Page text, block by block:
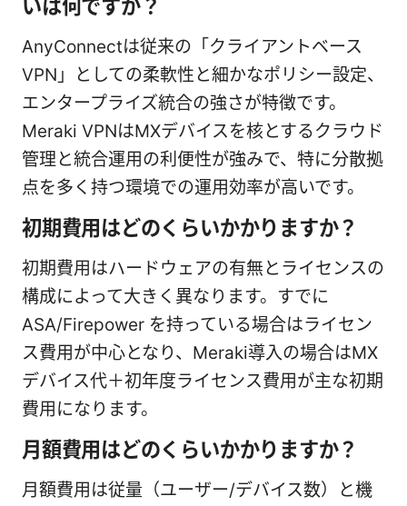
いは何ですか？
AnyConnectは従来の「クライアントベース
VPN」としての柔軟性と細かなポリシー設定、
エンタープライズ統合の強さが特徴です。
Meraki VPNはMXデバイスを核とするクラウド
管理と統合運用の利便性が強みで、特に分散拠
点を多く持つ環境での運用効率が高いです。
初期費用はどのくらいかかりますか？
初期費用はハードウェアの有無とライセンスの
構成によって大きく異なります。すでに
ASA/Firepower を持っている場合はライセン
ス費用が中心となり、Meraki導入の場合はMX
デバイス代＋初年度ライセンス費用が主な初期
費用になります。
月額費用はどのくらいかかりますか？
月額費用は従量（ユーザー/デバイス数）と機